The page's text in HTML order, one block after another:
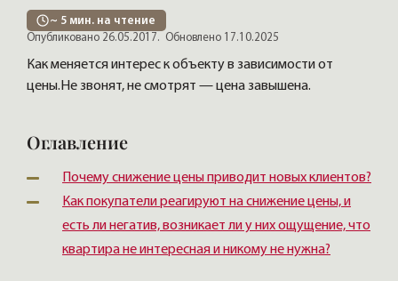
~ 5 мин. на чтение
Опубликовано 26.05.2017. Обновлено 17.10.2025
Как меняется интерес к объекту в зависимости от
цены.Не звонят, не смотрят — цена завышена.
Оглавление
Почему снижение цены приводит новых клиентов?
Как покупатели реагируют на снижение цены, и
есть ли негатив, возникает ли у них ощущение, что
квартира не интересная и никому не нужна?